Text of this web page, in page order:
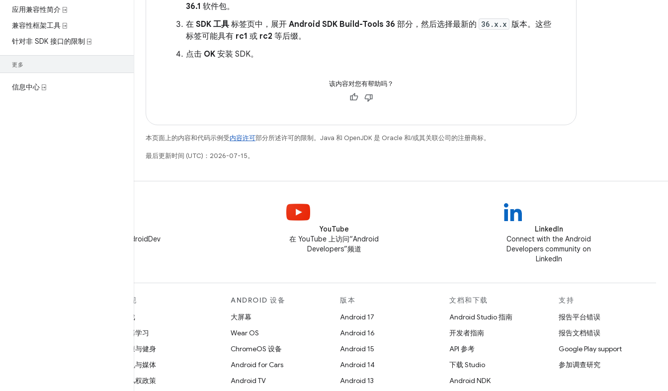
应用兼容性简介 ⍈
兼容性框架工具 ⍈
针对非 SDK 接口的限制 ⍈
更多
信息中心 ⍈
36.1 软件包。
在 SDK 工具 标签页中，展开 Android SDK Build-Tools 36 部分，然后选择最新的 36.x.x 版本。这些
标签可能具有 rc1 或 rc2 等后缀。
点击 OK 安装 SDK。
该内容对您有帮助吗？
本页面上的内容和代码示例受内容许可部分所述许可的限制。Java 和 OpenJDK 是 Oracle 和/或其关联公司的注册商标。
最后更新时间 (UTC)：2026-07-15。
在 X 上关注 @AndroidDev
YouTube
在 YouTube 上访问“Android
Developers”频道
LinkedIn
Connect with the Android
Developers community on
LinkedIn
发现
游戏
机器学习
健康与健身
相机与媒体
隐私权政策
ANDROID 设备
大屏幕
Wear OS
ChromeOS 设备
Android for Cars
Android TV
版本
Android 17
Android 16
Android 15
Android 14
Android 13
文档和下载
Android Studio 指南
开发者指南
API 参考
下载 Studio
Android NDK
支持
报告平台错误
报告文档错误
Google Play support
参加调查研究